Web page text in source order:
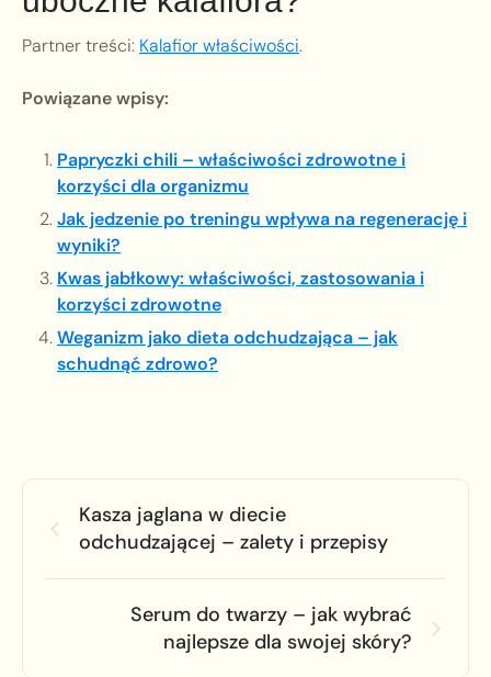
Partner treści: Kalafior właściwości.
Powiązane wpisy:
Papryczki chili – właściwości zdrowotne i
korzyści dla organizmu
Jak jedzenie po treningu wpływa na regenerację i
wyniki?
Kwas jabłkowy: właściwości, zastosowania i
korzyści zdrowotne
Weganizm jako dieta odchudzająca – jak
schudnąć zdrowo?
Kasza jaglana w diecie
odchudzającej – zalety i przepisy
Serum do twarzy – jak wybrać
najlepsze dla swojej skóry?